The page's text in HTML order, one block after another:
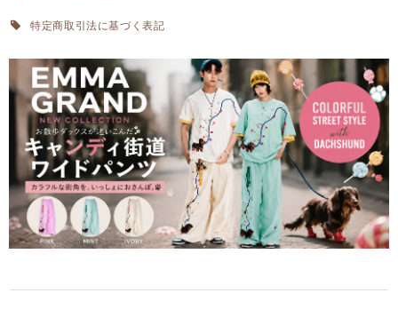
特定商取引法に基づく表記